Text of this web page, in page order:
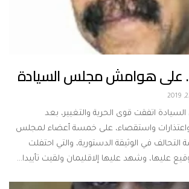
.. على هوامش مجلس السيادة
اتفقت قوى الحرية والتغيير، بعد
واستقصاء، على خمسة أعضاء لمجلس
في الوثيقة الدستورية، والتي احتفلت
عليها، وشهد عليها إلاقليمان ولقيت تأييدا…